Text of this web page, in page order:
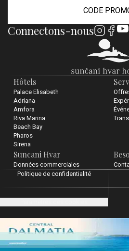
Hôtels
Palace Elisabeth
Adriana
Amfora
Riva Marina
Beach Bay
Pharos
Sirena
Suncani Hvar
Données commerciales
CODE
Connectons-nous
Politique de confidentialité